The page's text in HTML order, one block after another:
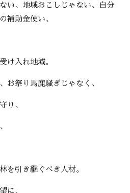
い、地域おこしじゃない、自分
補助金使い、
け入れ地域。
お祭り馬鹿騒ぎじゃなく、
り、
を引き継ぐべき人材。
に、